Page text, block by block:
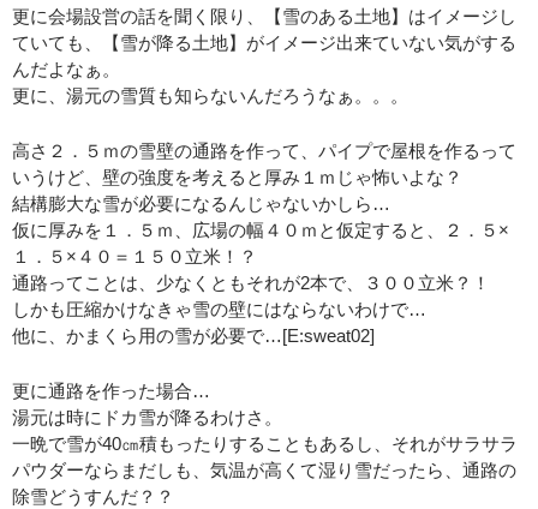
更に会場設営の話を聞く限り、【雪のある土地】はイメージし
ていても、【雪が降る土地】がイメージ出来ていない気がする
んだよなぁ。
更に、湯元の雪質も知らないんだろうなぁ。。。
高さ２．５ｍの雪壁の通路を作って、パイプで屋根を作るって
いうけど、壁の強度を考えると厚み１ｍじゃ怖いよな？
結構膨大な雪が必要になるんじゃないかしら…
仮に厚みを１．５ｍ、広場の幅４０ｍと仮定すると、２．５×
１．５×４０＝１５０立米！？
通路ってことは、少なくともそれが2本で、３００立米？！
しかも圧縮かけなきゃ雪の壁にはならないわけで…
他に、かまくら用の雪が必要で…[E:sweat02]
更に通路を作った場合…
湯元は時にドカ雪が降るわけさ。
一晩で雪が40㎝積もったりすることもあるし、それがサラサラ
パウダーならまだしも、気温が高くて湿り雪だったら、通路の
除雪どうすんだ？？